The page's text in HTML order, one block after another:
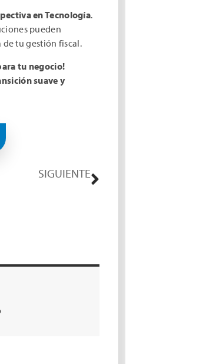
en Tecnología.
pueden
de tu gestión fiscal.
tu negocio!
suave y
SIGUIENTE